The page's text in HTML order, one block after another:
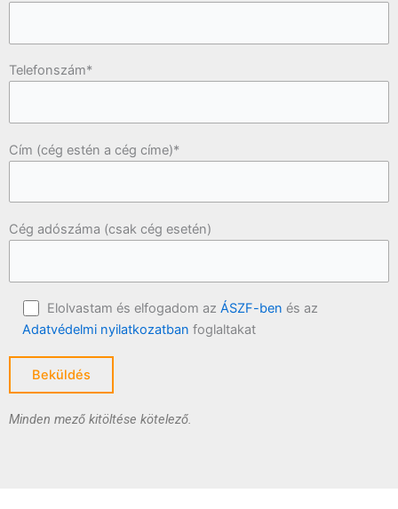
Telefonszám*
Cím (cég estén a cég címe)*
Cég adószáma (csak cég esetén)
Elolvastam és elfogadom az ÁSZF-ben és az
Adatvédelmi nyilatkozatban foglaltakat
Minden mező kitöltése kötelező.